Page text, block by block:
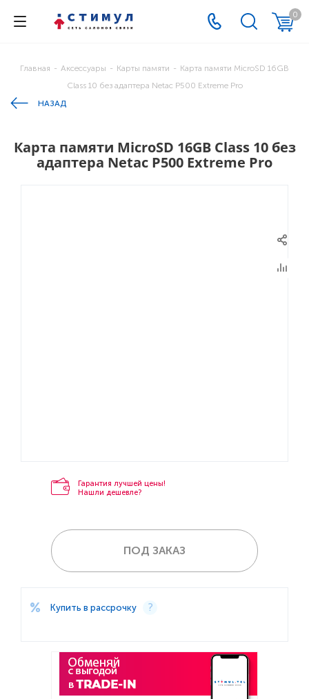
0
Главная - Аксессуары - Карты памяти - Карта памяти MicroSD 16GB
Class 10 без адаптера Netac P500 Extreme Pro
НАЗАД
Карта памяти MicroSD 16GB Class 10 без
адаптера Netac P500 Extreme Pro
Гарантия лучшей цены!
Нашли дешевле?
ПОД ЗАКАЗ
Купить в рассрочку